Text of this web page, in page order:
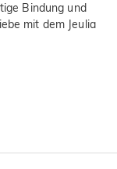
Bindung und
mit dem Jeulia